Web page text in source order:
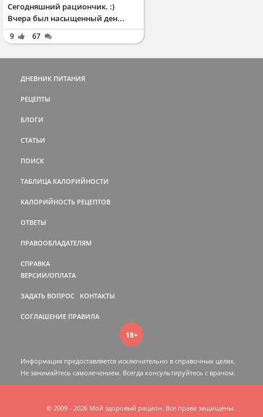
Сегодняшний рациончик. :)
Вчера был насыщенный ден...
9 67
ДНЕВНИК ПИТАНИЯ
РЕЦЕПТЫ
БЛОГИ
СТАТЬИ
ПОИСК
ТАБЛИЦА КАЛОРИЙНОСТИ
КАЛОРИЙНОСТЬ РЕЦЕПТОВ
ОТВЕТЫ
ПРАВООБЛАДАТЕЛЯМ
СПРАВКА
ВЕРСИИ/ОПЛАТА
ЗАДАТЬ ВОПРОС КОНТАКТЫ
СОГЛАШЕНИЕ ПРАВИЛА
18+
Информация предоставляется исключительно в справочных целях.
Не занимайтесь самолечением. Всегда консультируйтесь c врачом.
© 2009 - 2026 Мой здоровый рацион. Все права защищены.